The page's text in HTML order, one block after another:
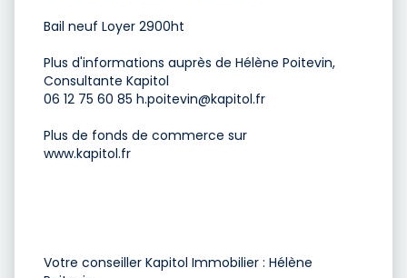
Bail neuf Loyer 2900ht
Plus d'informations auprès de Hélène Poitevin,
Consultante Kapitol
06 12 75 60 85 h.poitevin@kapitol.fr
Plus de fonds de commerce sur
www.kapitol.fr
Votre conseiller Kapitol Immobilier : Hélène